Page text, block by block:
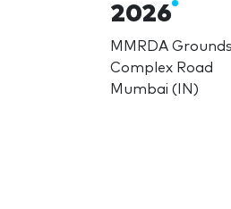
2026
MMRDA
Complex Road
Mumbai (IN)